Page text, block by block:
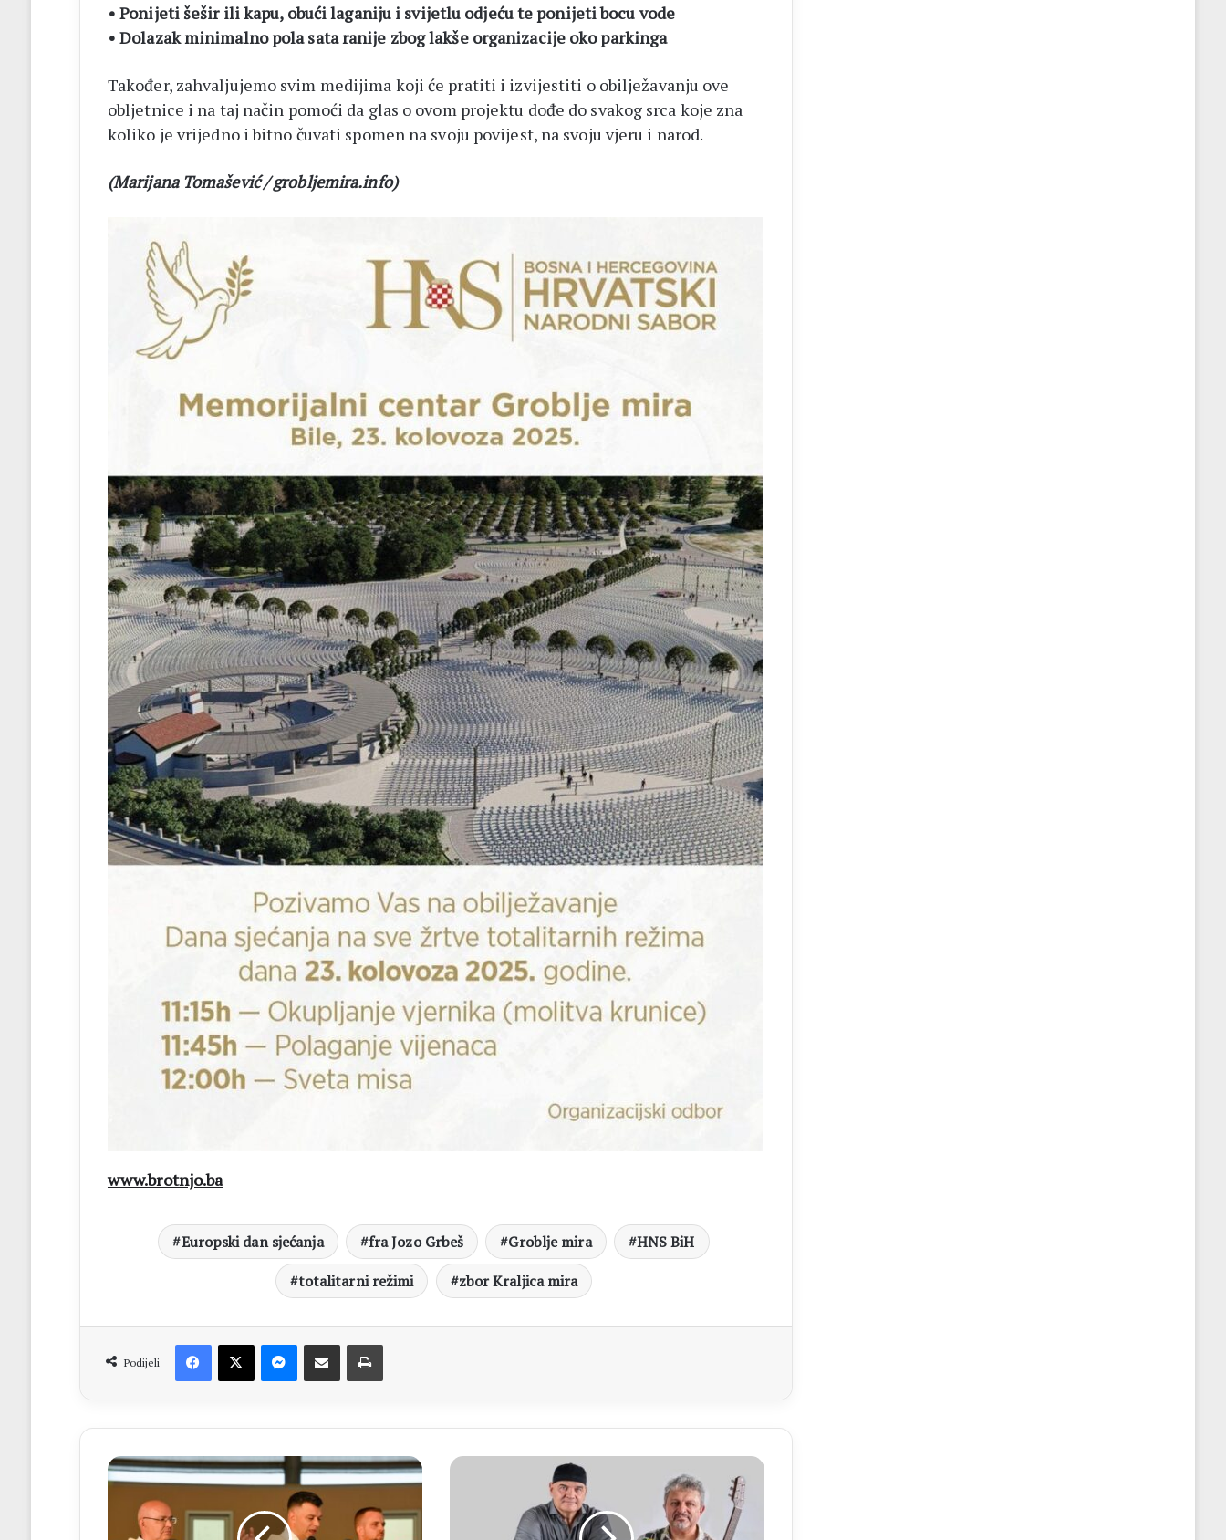
• Ponijeti šešir ili kapu, obući laganiju i svijetlu odjeću te ponijeti bocu vode
• Dolazak minimalno pola sata ranije zbog lakše organizacije oko parkinga
Također, zahvaljujemo svim medijima koji će pratiti i izvijestiti o obilježavanju ove
obljetnice i na taj način pomoći da glas o ovom projektu dođe do svakog srca koje zna
koliko je vrijedno i bitno čuvati spomen na svoju povijest, na svoju vjeru i narod.
(Marijana Tomašević / grobljemira.info)
www.brotnjo.ba
Europski dan sjećanja fra Jozo Grbeš Groblje mira
HNS BiH
totalitarni režimi
zbor Kraljica mira
Podijeli
Facebook
X MessengerDijeli putem Emaila Printaj
MLADIFEST
Fra
Zvonimir
Pavičić
PROMO